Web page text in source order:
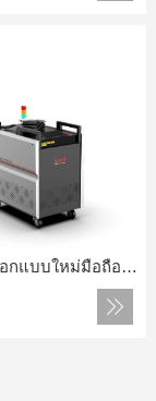
2024 การออกแบบใหม่มือถือไฟเบอร์เครื่องเชื่อมเลเซอร์